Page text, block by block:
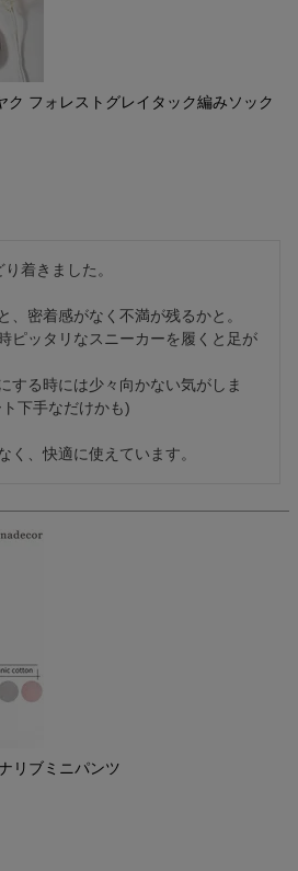
ク フォレストグレイタック編みソック
着きました。
、密着感がなく不満が残るかと。
ピッタリなスニーカーを履くと足が
する時には少々向かない気がしま
下手なだけかも)
く、快適に使えています。
リブミニパンツ